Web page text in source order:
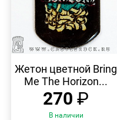
ПРОСМОТР
Жетон цветной Bring
Me The Horizon...
270 ₽
В наличии